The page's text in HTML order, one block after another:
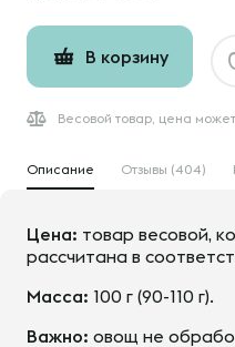
В корзину
Весовой товар, цена может
Описание Отзывы (404)
Цена: товар весовой,
рассчитана в
Масса: 100 г (90-110 г).
Важно: овощ не